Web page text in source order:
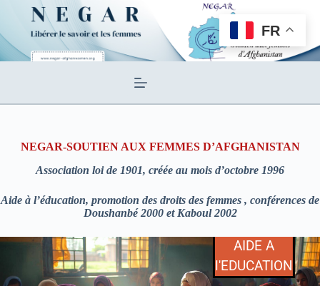
contenu
NEGAR-SOUTIEN AUX FEMMES D’AFGHANISTAN
Association loi de 1901, créée au mois d’octobre 1996
Aide à l’éducation, promotion des droits des femmes , conférences de
Doushanbé 2000 et Kaboul 2002
AIDE A
l'EDUCATION
FR